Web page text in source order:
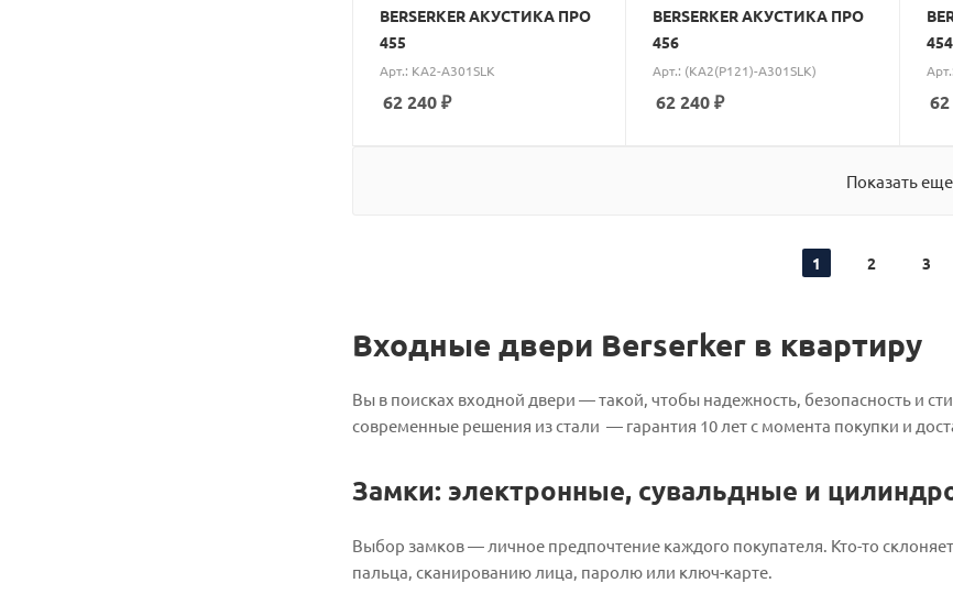
BERSERKER АКУСТИКА ПРО
455
Арт.: KA2-A301SLK
62 240₽
BERSERKER АКУСТИКА ПРО
456
Арт.: (KA2(P121)-A301SLK)
62 240₽
454
Показать еще
1 2 3
Входные двери Berserker в квартиру
Вы в поисках входной двери — такой, чтобы надежность, безопасность и
современные решения из стали — гарантия 10 лет с момента покупки и
Замки: электронные, сувальдные и
Выбор замков — личное предпочтение каждого покупателя. Кто-то
пальца, сканированию лица, паролю или ключ-карте.